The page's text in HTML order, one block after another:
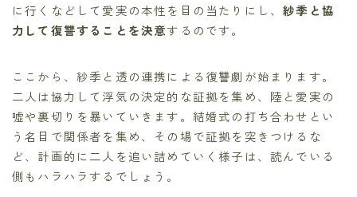
に行くなどして愛実の本性を目の当たりにし、紗季と協
力して復讐することを決意するのです。
ここから、紗季と透の連携による復讐劇が始まります。
二人は協力して浮気の決定的な証拠を集め、陸と愛実の
嘘や裏切りを暴いていきます。結婚式の打ち合わせとい
う名目で関係者を集め、その場で証拠を突きつけるな
ど、計画的に二人を追い詰めていく様子は、読んでいる
側もハラハラするでしょう。